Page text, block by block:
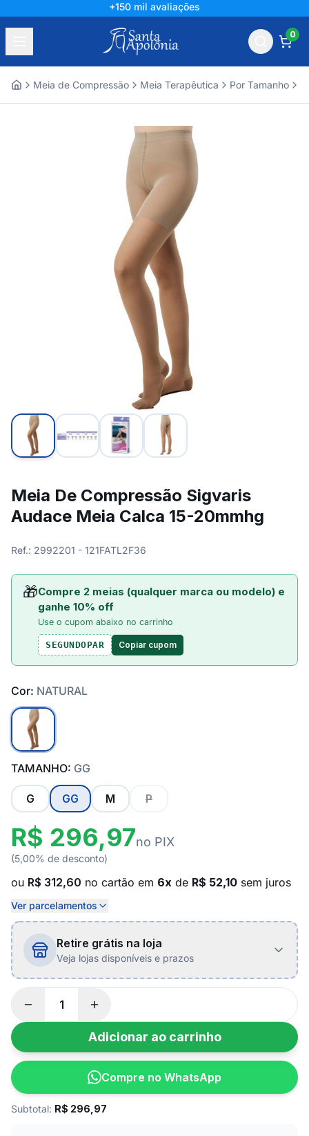
+150 mil avaliações
0
Meia de Compressão Meia Terapêutica Por Tamanho
Meia De Compressão Sigvaris
Audace Meia Calca 15-20mmhg
Ref.: 2992201 - 121FATL2F36
🎁Compre 2 meias (qualquer marca ou modelo) e
ganhe 10% off
Use o cupom abaixo no carrinho
SEGUNDOPAR Copiar cupom
Cor: NATURAL
TAMANHO: GG
G GG M P
R$ 296,97no PIX
(5,00% de desconto)
ou R$ 312,60 no cartão em 6x de R$ 52,10 sem juros
Ver parcelamentos
Retire grátis na loja
Veja lojas disponíveis e prazos
Adicionar ao carrinho
Compre no WhatsApp
Subtotal: R$ 296,97